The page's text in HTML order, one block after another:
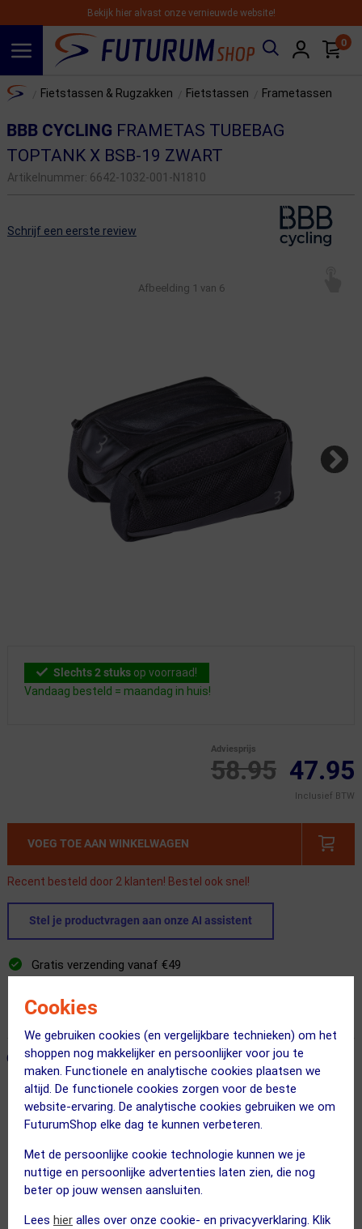
Cookies
We gebruiken cookies (en vergelijkbare technieken) om het
shoppen nog makkelijker en persoonlijker voor jou te
maken. Functionele en analytische cookies plaatsen we
altijd. De functionele cookies zorgen voor de beste
website-ervaring. De analytische cookies gebruiken we om
FuturumShop elke dag te kunnen verbeteren.
Met de persoonlijke cookie technologie kunnen we je
nuttige en persoonlijke advertenties laten zien, die nog
beter op jouw wensen aansluiten.
Lees hier alles over onze cookie- en privacyverklaring. Klik
Bekijk hier alvast onze vernieuwde website!
0
Home Fietstassen & Rugzakken Fietstassen Frametassen
BBB CYCLING FRAMETAS TUBEBAG
TOPTANK X BSB-19 ZWART
Artikelnummer: 6642-1032-001-N1810
Schrijf een eerste review
Afbeelding 1 van 6
Slechts 2 stuks op voorraad!
Vandaag besteld = maandag in huis!
58.95
Adviesprijs
47.95
Inclusief BTW
VOEG TOE AAN WINKELWAGEN
Recent besteld door 2 klanten! Bestel ook snel!
Stel je productvragen aan onze AI assistent
Gratis verzending vanaf €49
365 dagen retourrecht
← Terug naar productnavigatie
ONZE AANBEVOLEN COMBINATIE
BBB Cycling
Frametas TubeBag TopTank X B...